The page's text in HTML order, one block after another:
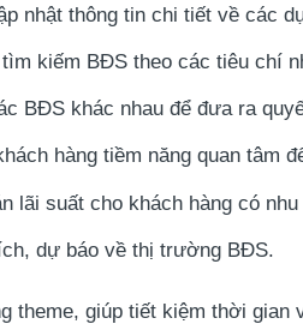
nhật thông tin chi tiết về các
kiếm BĐS theo các tiêu
BĐS khác nhau để đưa ra
hàng tiềm năng quan tâm
lãi suất cho khách hàng có
dự báo về thị trường BĐS.
giúp tiết kiệm thời